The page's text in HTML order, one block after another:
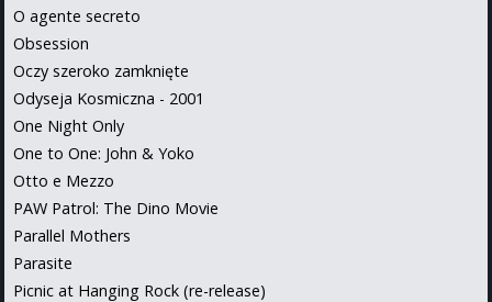
O agente secreto
Obsession
Oczy szeroko zamknięte
Odyseja Kosmiczna - 2001
One Night Only
One to One: John & Yoko
Otto e Mezzo
PAW Patrol: The Dino Movie
Parallel Mothers
Parasite
Picnic at Hanging Rock (re-release)